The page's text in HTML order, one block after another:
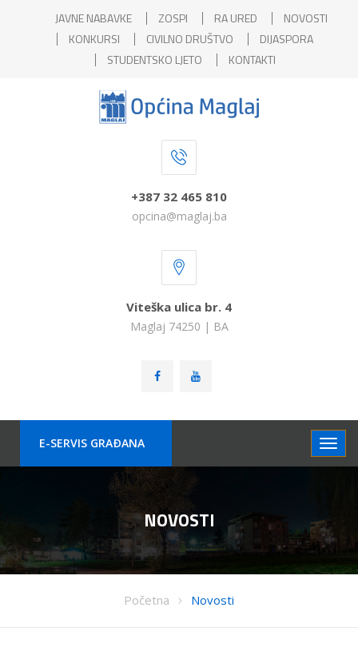
JAVNE NABAVKE ZOSPI RA URED
NOVOSTI
KONKURSI
CIVILNO DRUŠTVO
DIJASPORA
STUDENTSKO LJETO
KONTAKTI
+387 32 465 810
opcina@maglaj.ba
Viteška ulica br. 4
Maglaj 74250 | BA
E-SERVIS GRAÐANA
NOVOSTI
Početna Novosti